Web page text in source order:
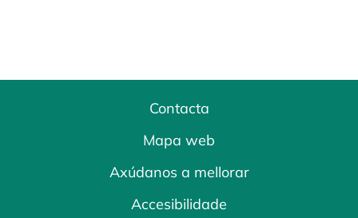
Contacta
Mapa web
Axúdanos a mellorar
Accesibilidade